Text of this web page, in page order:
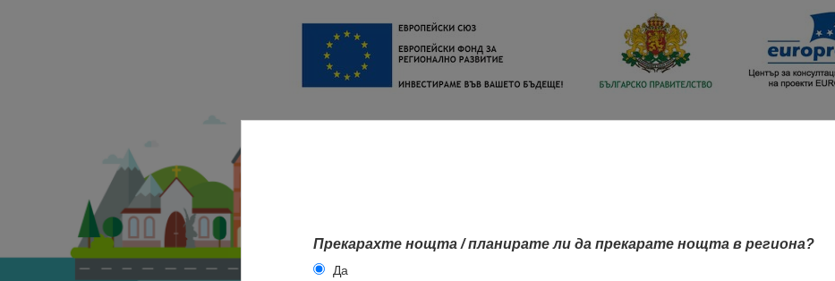
Прекарахте нощта / планирате ли да прекарате нощта в региона?
Да